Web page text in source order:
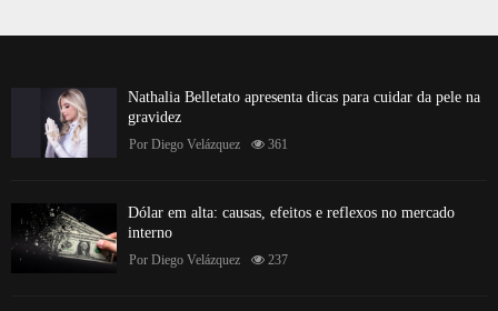
Nathalia Belletato apresenta dicas para cuidar da pele na
gravidez
Por Diego Velázquez 361
Dólar em alta: causas, efeitos e reflexos no mercado
interno
Por Diego Velázquez 237